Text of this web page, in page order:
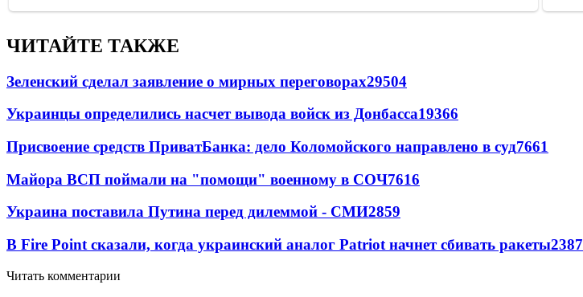
ЧИТАЙТЕ ТАКЖЕ
Зеленский сделал заявление о мирных переговорах29504
Украинцы определились насчет вывода войск из Донбасса19366
Присвоение средств ПриватБанка: дело Коломойского направлено в суд7661
Майора ВСП поймали на "помощи" военному в СОЧ7616
Украина поставила Путина перед дилеммой - СМИ2859
В Fire Point сказали, когда украинский аналог Patriot начнет сбивать ракеты2387
Читать комментарии